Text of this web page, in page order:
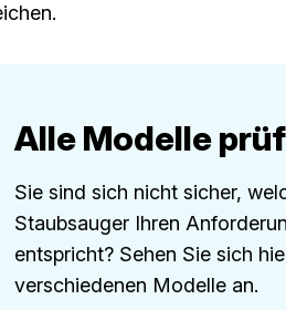
Alle Modelle
Sie sind sich nicht sicher,
Staubsauger Ihren
entspricht? Sehen Sie sich
verschiedenen Modelle an.